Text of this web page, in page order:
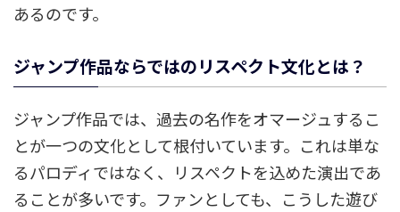
あるのです。
ジャンプ作品ならではのリスペクト文化とは？
ジャンプ作品では、過去の名作をオマージュするこ
とが一つの文化として根付いています。これは単な
るパロディではなく、リスペクトを込めた演出であ
ることが多いです。ファンとしても、こうした遊び